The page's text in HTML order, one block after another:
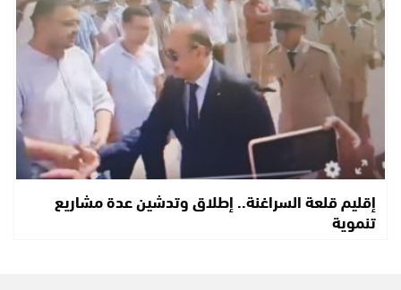
إقليم قلعة السراغنة.. إطلاق وتدشين عدة مشاريع
تنموية